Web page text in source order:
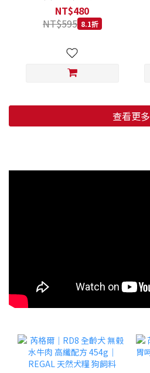
低穀鱈魚甜橙 小顆粒 800G
NT$480
NT$595 8.1折
查看更多